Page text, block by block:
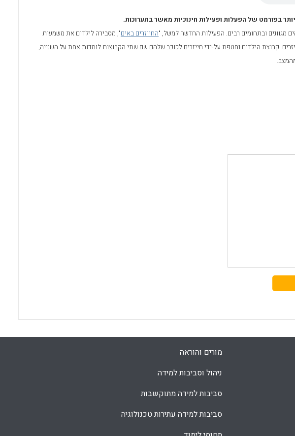
p
k
בפורמט של הפעלות ופעילות חינוכיות מאשר בתערוכות.
מגוונים ובתחומים רבים. הפעילות החדשה למשל, "החייזרים באים", מסבירה לילדים את משמעות
קבוצת הילדים נחטפת על-ידי חייזרים לכוכב שלהם שם שתי הקבוצות לומדות אחת על השנייה,
מורים והוראה
ניהול וסביבות למידה
סביבות למידה מתוקשבות
סביבות למידה עתירות טכנולוגיה